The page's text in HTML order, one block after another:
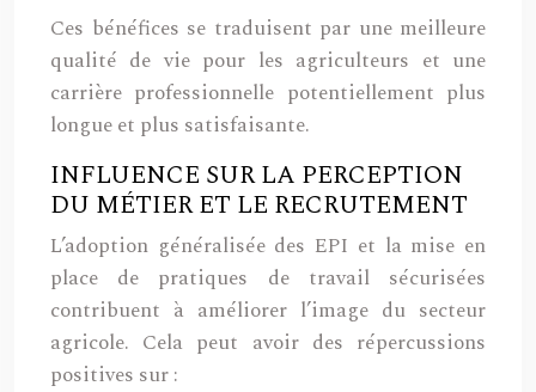
Ces bénéfices se traduisent par une meilleure
qualité de vie pour les agriculteurs et une
carrière professionnelle potentiellement plus
longue et plus satisfaisante.
INFLUENCE SUR LA PERCEPTION
DU MÉTIER ET LE RECRUTEMENT
L’adoption généralisée des EPI et la mise en
place de pratiques de travail sécurisées
contribuent à améliorer l’image du secteur
agricole. Cela peut avoir des répercussions
positives sur :